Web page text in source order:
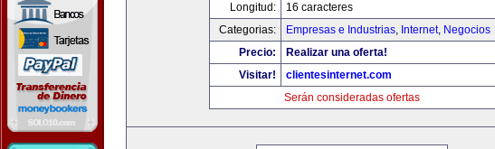
Longitud:
16 caracteres
Categorias:
Empresas e Industrias, Internet, Negocios
Precio:
Realizar una oferta!
Visitar!
clientesinternet.com
Serán consideradas ofertas